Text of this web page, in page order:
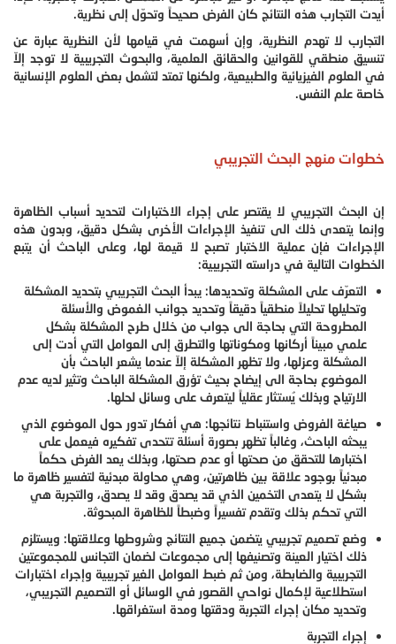
أيدت التجارب هذه النتائج كان الفرض صحيحاً وتحوّل إلى نظرية.
التجارب لا تهدم النظرية، وإن أسهمت في قيامها لأن النظرية عبارة عن
تنسيق منطقي للقوانين والحقائق العلمية، والبحوث التجريبية لا توجد إلاّ
في العلوم الفيزيائية والطبيعية، ولكنها تمتد لتشمل بعض العلوم الإنسانية
خاصة علم النفس.
خطوات منهج البحث التجريبي
إن البحث التجريبي لا يقتصر على إجراء الاختبارات لتحديد أسباب الظاهرة
وإنما يتعدى ذلك الى تنفيذ ‏الإجراءات الأخرى بشكل دقيق، وبدون هذه
الإجراءات فإن عملية الاختبار تصبح لا قيمة لها، وعلى ‏الباحث أن يتبع
الخطوات التالية في دراسته التجريبية:
التعرّف على المشكلة وتحديدها: يبدأ البحث التجريبي بتحديد المشكلة
وتحليلها تحليلاً منطقياً دقيقاً وتحديد جوانب الغموض والأسئلة
‏المطروحة التي بحاجة الى جواب من خلال طرح المشكلة بشكل
علمي مبيناً أركانها ومكوناتها ‏والتطرق إلى العوامل التي أدت إلى
المشكلة وعزلها، ولا تظهر المشكلة إلاّ عندما يشعر الباحث ‏بأن
الموضوع بحاجة الى إيضاح بحيث تؤرق المشكلة الباحث وتثير لديه عدم
‏الارتياح وبذلك يُستثار عقلياً ليتعرف على وسائل لحلها.
صياغة الفروض واستنباط نتائجها: هي أفكار تدور حول الموضوع الذي
يبحثه الباحث، وغالباً تظهر بصورة أسئلة تتحدى تفكيره فيعمل ‏على
اختبارها للتحقق من صحتها أو عدم صحتها، وبذلك يعد الفرض حكماً
مبدئياً بوجود علاقة بين ظاهرتين، وهي محاولة مبدئية لتفسير ظاهرة ما
‏بشكل لا يتعدى التخمين الذي قد يصدق وقد لا يصدق، والتجربة هي
التي تحكم بذلك وتقدم تفسيراً ‏وضبطاً للظاهرة المبحوثة.
وضع تصميم تجريبي يتضمن جميع النتائج وشروطها وعلاقتها: ويستلزم
ذلك اختيار العينة وتصنيفها إلى مجموعات لضمان التجانس للمجموعتين
التجريبية والضابطة، ومن ثم ضبط العوامل الغير تجريبية وإجراء اختبارات
استطلاعية لإكمال نواحي القصور في الوسائل أو التصميم التجريبي،
وتحديد مكان إجراء التجربة ودقتها ومدة استغراقها.
إجراء التجربة